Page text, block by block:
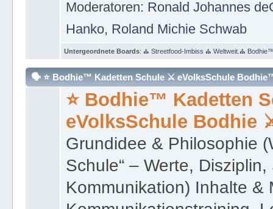
🗣 ⭐️ Bodhie™ Kadetten Schule ⚔ eVolksSchule
⭐️ Bodhie™ Kadetten
eVolksSchule Bodhie
Grundidee & Philosophie
Schule“ – Werte,
Kommunikation) Inhalte &
Kommunikationstraining,
Ethik, Naturkunde,
(Teamübungen, mentale